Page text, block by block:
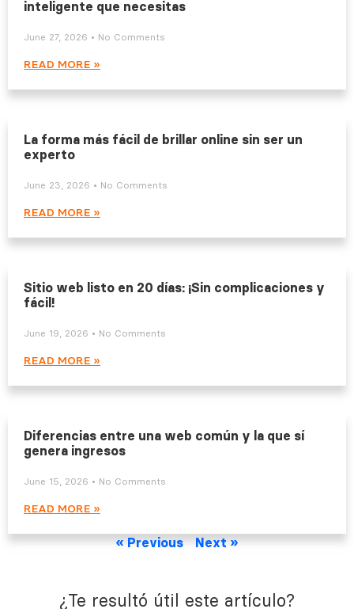
inteligente que necesitas
June 27, 2026 No Comments
READ MORE »
La forma más fácil de brillar online sin ser un
experto
June 23, 2026 No Comments
READ MORE »
Sitio web listo en 20 días: ¡Sin complicaciones y
fácil!
June 19, 2026 No Comments
READ MORE »
Diferencias entre una web común y la que sí
genera ingresos
June 15, 2026 No Comments
READ MORE »
« Previous Next »
¿Te resultó útil este artículo?